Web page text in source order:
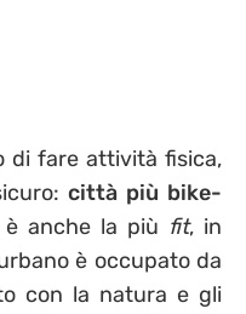
di fare attività fisica,
città più bike-
è anche la più fit, in
è occupato da
con la natura e gli